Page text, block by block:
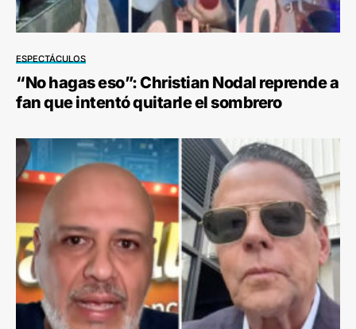
ESPECTÁCULOS
“No hagas eso”: Christian Nodal reprende a
fan que intentó quitarle el sombrero